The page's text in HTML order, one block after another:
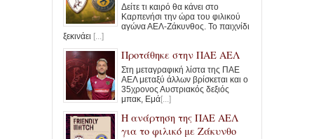
Δείτε τι καιρό θα κάνει στο
Καρπενήσι την ώρα του φιλικού
αγώνα ΑΕΛ-Ζάκυνθος. To παιχνίδι
ξεκινάει [...]
Προτάθηκε στην ΠΑΕ ΑΕΛ
Στη μεταγραφική λίστα της ΠΑΕ
ΑΕΛ μεταξύ άλλων βρίσκεται και ο
35χρονος Αυστριακός δεξιός
μπακ, Εμά[...]
Η ανάρτηση της ΠΑΕ ΑΕΛ
για το φιλικό με Ζάκυνθο